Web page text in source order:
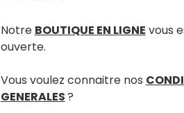
Notre BOUTIQUE EN LIGNE vous
ouverte.
Vous voulez connaitre nos
GENERALES?